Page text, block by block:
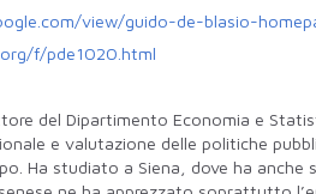
view/guido-de-blasio-
f/pde1020.html
del Dipartimento Economia e
e valutazione delle politiche
Ha studiato a Siena, dove ha